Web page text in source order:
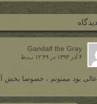
Gandalf the Gray
۴ آذر ۱۳۹۳ در ۱۲:۴۹ ب٫ظ
عالی بود ممنونم ، خصوصا بخش